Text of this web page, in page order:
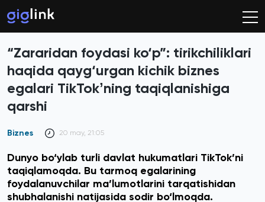
“Zararidan foydasi ko‘p”: tirikchiliklari
haqida qayg‘urgan kichik biznes
egalari TikTokʼning taqiqlanishiga
qarshi
Biznes 20 may, 21:05
Dunyo bo‘ylab turli davlat hukumatlari TikTok’ni
taqiqlamoqda. Bu tarmoq egalarining
foydalanuvchilar ma’lumotlarini tarqatishidan
shubhalanishi natijasida sodir bo‘lmoqda.